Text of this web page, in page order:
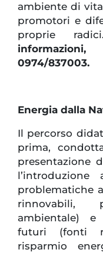
ambiente di
promotori e
proprie
0974/837003.
Energia dalla
Il percorso
prima,
presentazione
l’introduzione
problematiche
rinnovabili,
ambientale)
futuri (fonti
risparmio